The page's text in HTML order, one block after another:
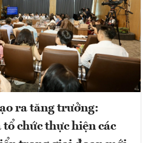
ra tăng trưởng:
chức thực hiện các